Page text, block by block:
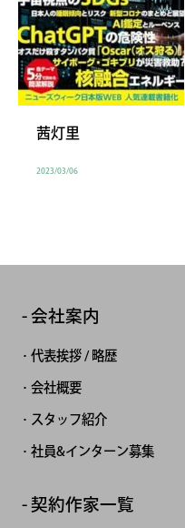
茜灯里
2023/03/06
会社案内
代表挨拶 / 略歴
会社概要
スタッフ紹介
社員&インターン募集
契約作家一覧